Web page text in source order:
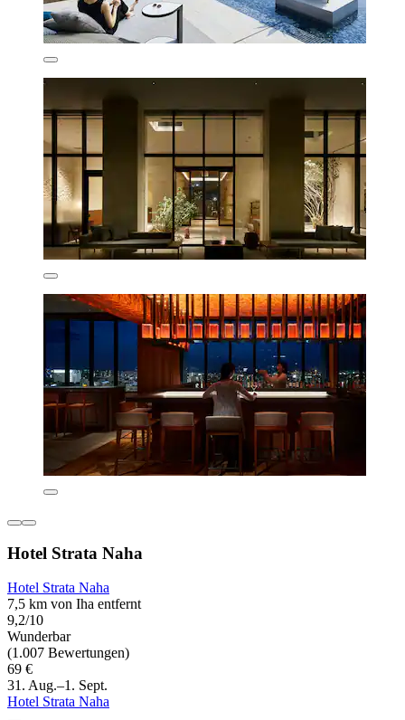
Hotel Strata Naha
Hotel Strata Naha
7,5 km von Iha entfernt
9,2/10
Wunderbar
(1.007 Bewertungen)
69 €
31. Aug.–1. Sept.
Hotel Strata Naha